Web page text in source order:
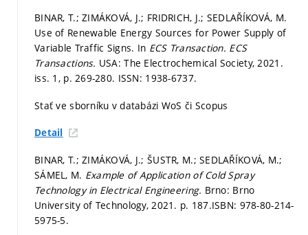
BINAR, T.; ZIMÁKOVÁ, J.; FRIDRICH, J.; SEDLAŘÍKOVÁ, M.
Use of Renewable Energy Sources for Power Supply of
Variable Traffic Signs. In ECS Transaction. ECS
Transactions. USA: The Electrochemical Society, 2021.
iss. 1, p. 269-280. ISSN: 1938-6737.
Stať ve sborníku v databázi WoS či Scopus
Detail
BINAR, T.; ZIMÁKOVÁ, J.; ŠUSTR, M.; SEDLAŘÍKOVÁ, M.;
SÁMEL, M. Example of Application of Cold Spray
Technology in Electrical Engineering. Brno: Brno
University of Technology, 2021. p. 187.ISBN: 978-80-214-
5975-5.